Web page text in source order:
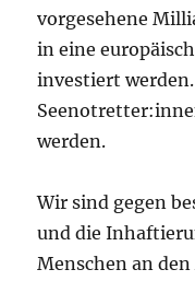
vorgesehene
in eine
investiert
werden.
Wir sind gegen
und die
Menschen an